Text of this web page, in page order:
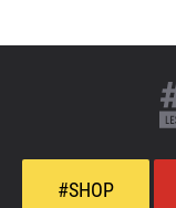
#SHOP